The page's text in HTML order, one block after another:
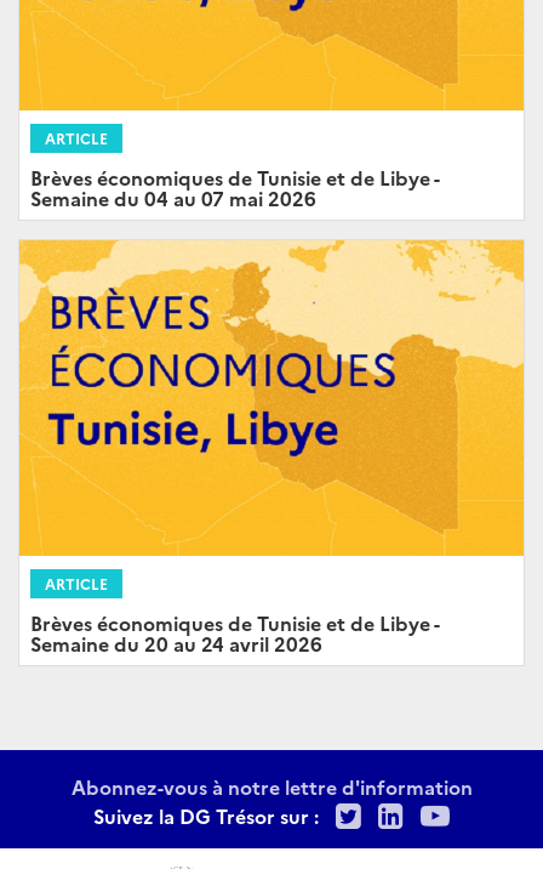
ARTICLE
Brèves économiques de Tunisie et de Libye -
Semaine du 04 au 07 mai 2026
ARTICLE
Brèves économiques de Tunisie et de Libye -
Semaine du 20 au 24 avril 2026
Abonnez-vous à notre lettre d'information
Suivez la DG Trésor sur :
TwitterLinkedIn